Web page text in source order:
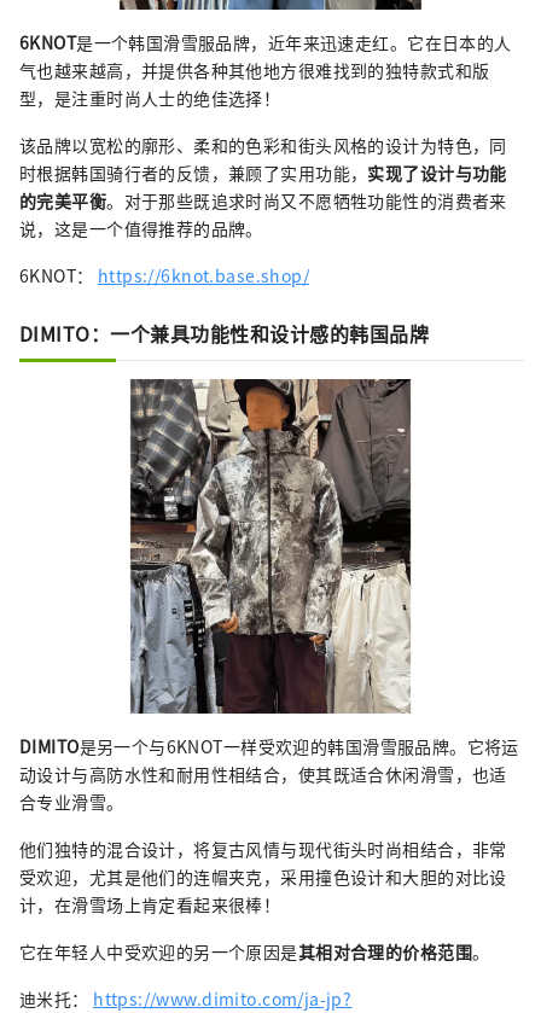
6KNOT是一个韩国滑雪服品牌，近年来迅速走红。它在日本的人
气也越来越高，并提供各种其他地方很难找到的独特款式和版
型，是注重时尚人士的绝佳选择！
该品牌以宽松的廓形、柔和的色彩和街头风格的设计为特色，同
时根据韩国骑行者的反馈，兼顾了实用功能， 实现了设计与功能
的完美平衡。对于那些既追求时尚又不愿牺牲功能性的消费者来
说，这是一个值得推荐的品牌。
6KNOT： https://6knot.base.shop/
DIMITO：一个兼具功能性和设计感的韩国品牌
DIMITO是另一个与6KNOT一样受欢迎的韩国滑雪服品牌。它将运
动设计与高防水性和耐用性相结合，使其既适合休闲滑雪，也适
合专业滑雪。
他们独特的混合设计，将复古风情与现代街头时尚相结合，非常
受欢迎，尤其是他们的连帽夹克，采用撞色设计和大胆的对比设
计，在滑雪场上肯定看起来很棒！
它在年轻人中受欢迎的另一个原因是其相对合理的价格范围。
迪米托： https://www.dimito.com/ja-jp?